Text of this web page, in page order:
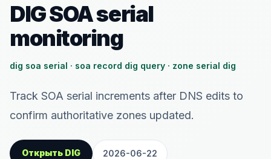
DIG SOA serial
monitoring
dig soa serial · soa record dig query · zone serial dig
Track SOA serial increments after DNS edits to
confirm authoritative zones updated.
Открыть DIG 2026-06-22